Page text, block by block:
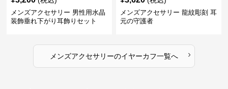
メンズアクセサリー 男性用水晶
装飾垂れ下がり耳飾りセット
メンズアクセサリー 龍紋彫刻 耳
元の守護者
メンズアクセサリーのイヤーカフ一覧へ ›